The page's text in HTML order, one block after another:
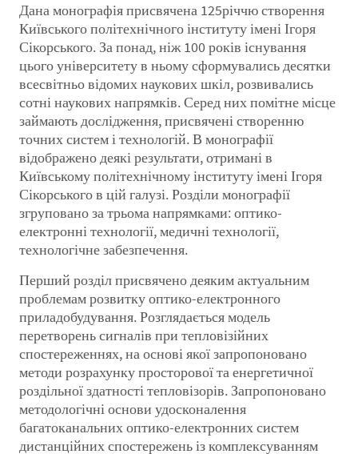
Дана монографія присвячена 125річчю створення
Київського політехнічного інституту імені Ігоря
Сікорського. За понад, ніж 100 років існування
цього університету в ньому сформувались десятки
всесвітньо відомих наукових шкіл, розвивались
сотні наукових напрямків. Серед них помітне місце
займають дослідження, присвячені створенню
точних систем і технологій. В монографії
відображено деякі результати, отримані в
Київському політехнічному інституту імені Ігоря
Сікорського в цій галузі. Розділи монографії
згруповано за трьома напрямками: оптико-
електронні технології, медичні технології,
технологічне забезпечення.
Перший розділ присвячено деяким актуальним
проблемам розвитку оптико-електронного
приладобудування. Розглядається модель
перетворень сигналів при тепловізійних
спостереженнях, на основі якої запропоновано
методи розрахунку просторової та енергетичної
роздільної здатності тепловізорів. Запропоновано
методологічні основи удосконалення
багатоканальних оптико-електронних систем
дистанційних спостережень із комплексуванням